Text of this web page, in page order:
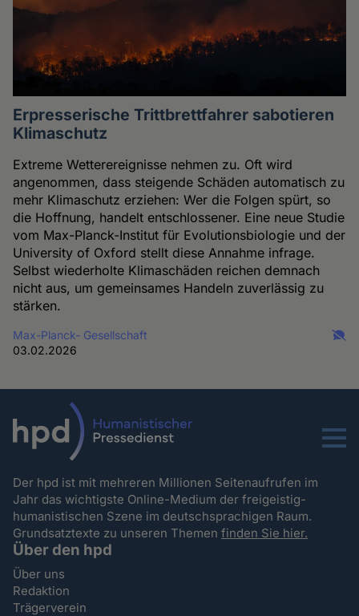
Erpresserische Trittbrettfahrer sabotieren
Klimaschutz
Extreme Wetterereignisse nehmen zu. Oft wird
angenommen, dass steigende Schäden automatisch zu
mehr Klimaschutz erziehen: Wer die Folgen spürt, so
die Hoffnung, handelt entschlossener. Eine neue Studie
vom Max-Planck-Institut für Evolutionsbiologie und der
University of Oxford stellt diese Annahme infrage.
Selbst wiederholte Klimaschäden reichen demnach
nicht aus, um gemeinsames Handeln zuverlässig zu
stärken.
Max-Planck- Gesellschaft
03.02.2026
Menu
Der hpd ist mit mehreren Millionen Seitenaufrufen im
Jahr das wichtigste Online-Medium der freigeistig-
humanistischen Szene im deutschsprachigen Raum.
Grundsatztexte zu unseren Themenfinden Sie hier.
Über den hpd
Über uns
Redaktion
Trägerverein